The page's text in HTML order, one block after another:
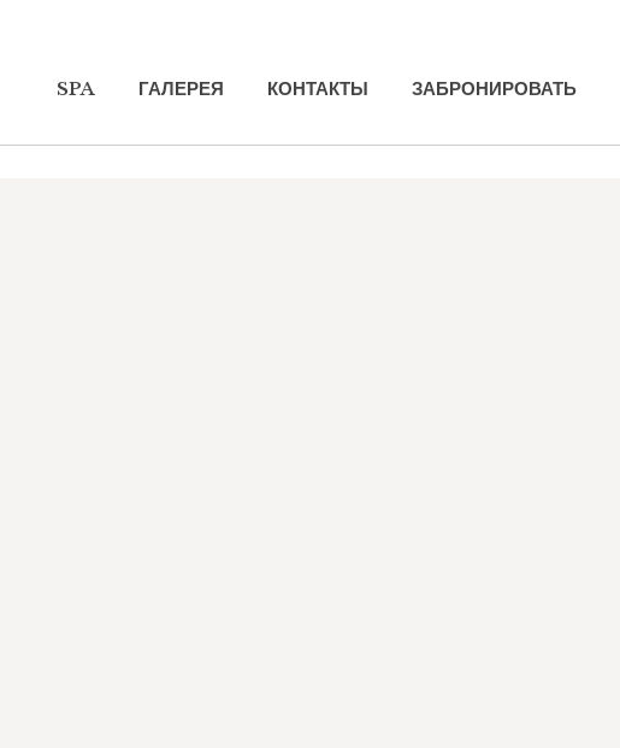
SPA ГАЛЕРЕЯ КОНТАКТЫ ЗАБРОНИРОВАТЬ
SPA ГАЛЕРЕЯ КОНТАКТЫ ЗАБРОНИРОВАТЬ